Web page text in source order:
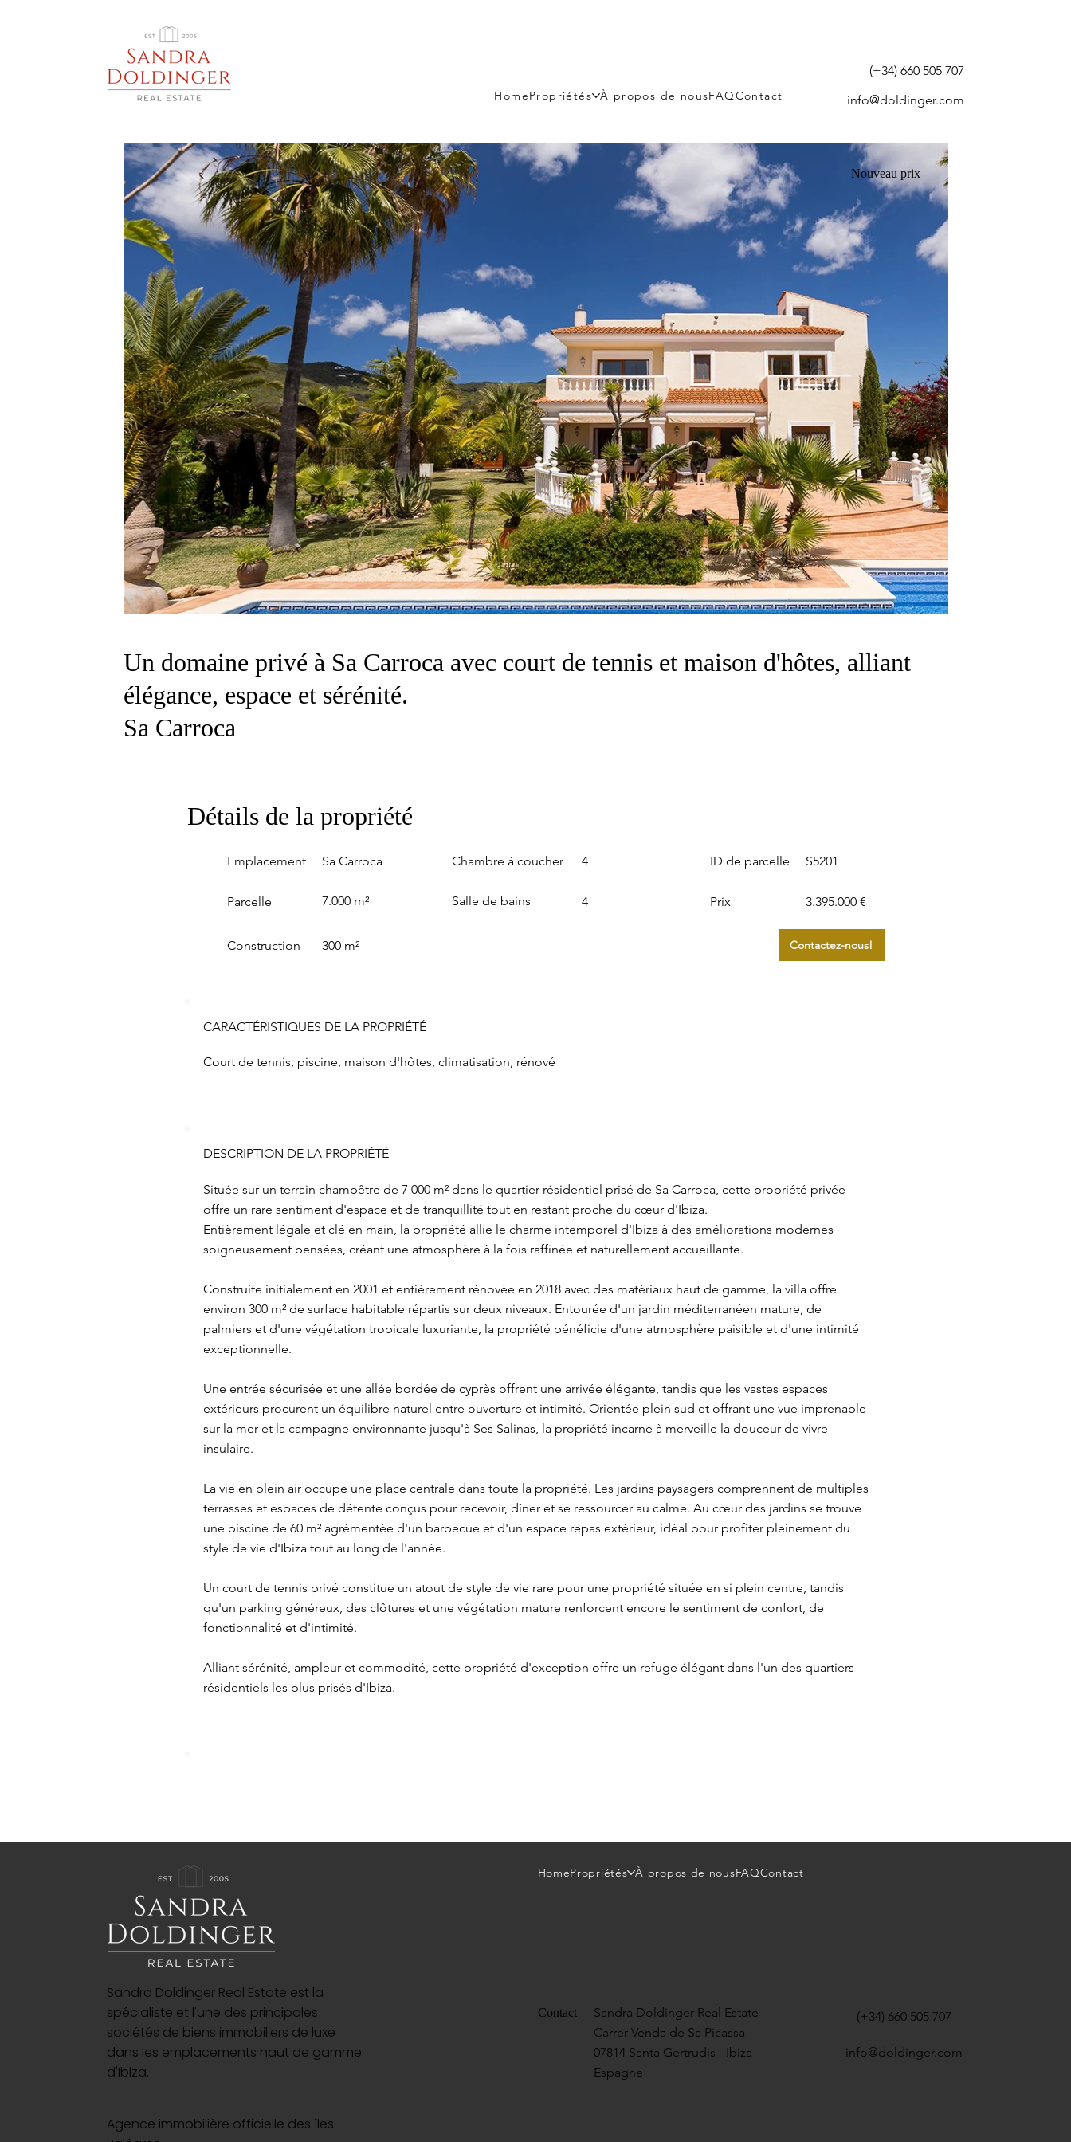
HomePropriétés À propos de nousFAQContact info@doldinger.com
(+34) 660 505 707
Nouveau prix
Un domaine privé à Sa Carroca avec court de tennis et maison d'hôtes, alliant
élégance, espace et sérénité.
Sa Carroca
Détails de la propriété
Emplacement
Parcelle
Construction
Sa Carroca
7.000 m²
300 m²
Chambre à coucher
Salle de bains
4
4
ID de parcelle
Prix
S5201
3.395.000 €
Contactez-nous!
CARACTÉRISTIQUES DE LA PROPRIÉTÉ
Court de tennis, piscine, maison d'hôtes, climatisation, rénové
DESCRIPTION DE LA PROPRIÉTÉ
Située sur un terrain champêtre de 7 000 m² dans le quartier résidentiel prisé de Sa Carroca, cette propriété privée
offre un rare sentiment d'espace et de tranquillité tout en restant proche du cœur d'Ibiza.
Entièrement légale et clé en main, la propriété allie le charme intemporel d'Ibiza à des améliorations modernes
soigneusement pensées, créant une atmosphère à la fois raffinée et naturellement accueillante.
Construite initialement en 2001 et entièrement rénovée en 2018 avec des matériaux haut de gamme, la villa offre
environ 300 m² de surface habitable répartis sur deux niveaux. Entourée d'un jardin méditerranéen mature, de
palmiers et d'une végétation tropicale luxuriante, la propriété bénéficie d'une atmosphère paisible et d'une intimité
exceptionnelle.
Une entrée sécurisée et une allée bordée de cyprès offrent une arrivée élégante, tandis que les vastes espaces
extérieurs procurent un équilibre naturel entre ouverture et intimité. Orientée plein sud et offrant une vue imprenable
sur la mer et la campagne environnante jusqu'à Ses Salinas, la propriété incarne à merveille la douceur de vivre
insulaire.
La vie en plein air occupe une place centrale dans toute la propriété. Les jardins paysagers comprennent de multiples
terrasses et espaces de détente conçus pour recevoir, dîner et se ressourcer au calme. Au cœur des jardins se trouve
une piscine de 60 m² agrémentée d'un barbecue et d'un espace repas extérieur, idéal pour profiter pleinement du
style de vie d'Ibiza tout au long de l'année.
Un court de tennis privé constitue un atout de style de vie rare pour une propriété située en si plein centre, tandis
qu'un parking généreux, des clôtures et une végétation mature renforcent encore le sentiment de confort, de
fonctionnalité et d'intimité.
Alliant sérénité, ampleur et commodité, cette propriété d'exception offre un refuge élégant dans l'un des quartiers
résidentiels les plus prisés d'Ibiza.
Sandra Doldinger Real Estate est la
spécialiste et l'une des principales
sociétés de biens immobiliers de luxe
dans les emplacements haut de gamme
d'Ibiza.
Agence immobilière officielle des îles
HomePropriétés À propos de nousFAQContact
Contact
Sandra Doldinger Real Estate
Carrer Venda de Sa Picassa
07814 Santa Gertrudis - Ibiza
Espagne
(+34) 660 505 707
info@doldinger.com